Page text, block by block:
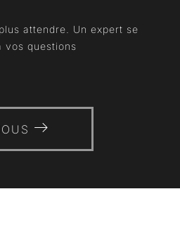
attendre. Un expert se
vos questions